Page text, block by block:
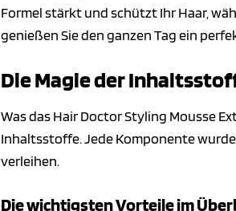
Formel stärkt und schützt Ihr Haar,
genießen Sie den ganzen Tag ein
Die Magie der
Was das Hair Doctor Styling Mousse
Inhaltsstoffe. Jede Komponente
verleihen.
Die wichtigsten Vorteile im